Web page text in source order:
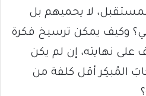
لا يحميهم بل
وكيف يمكن ترسيخ فكرة
نهايته، إن لم يكن
المُبكِر أقل كلفة من